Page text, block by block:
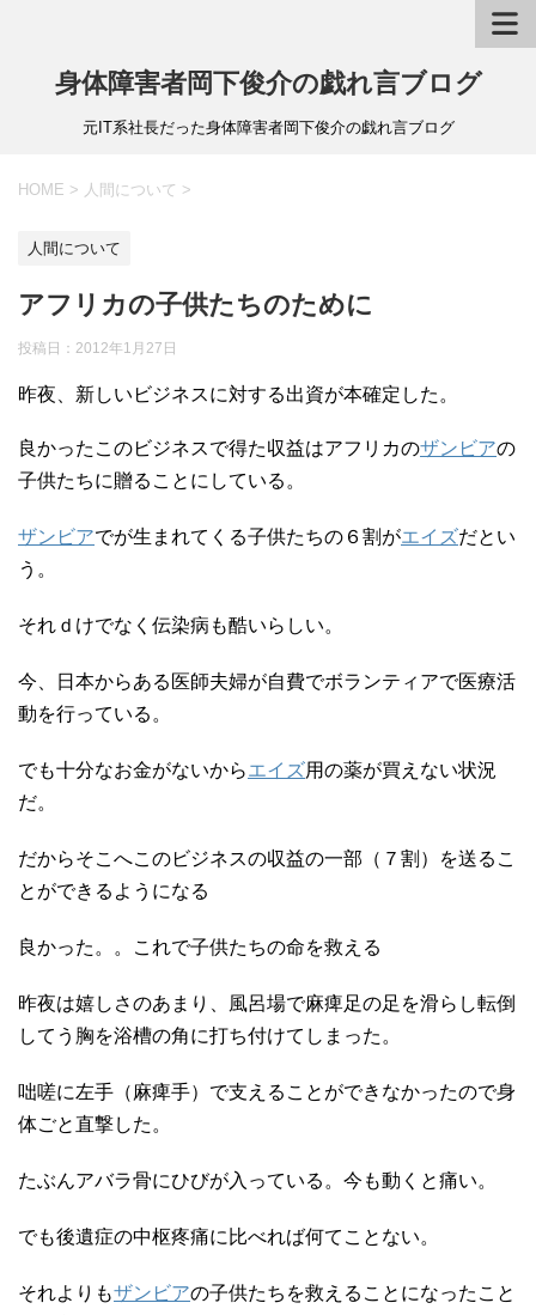
身体障害者岡下俊介の戯れ言ブログ
元IT系社長だった身体障害者岡下俊介の戯れ言ブログ
HOME > 人間について >
人間について
アフリカの子供たちのために
投稿日： 2012年1月27日
昨夜、新しいビジネスに対する出資が本確定した。
良かったこのビジネスで得た収益はアフリカのザンビアの
子供たちに贈ることにしている。
ザンビアでが生まれてくる子供たちの６割がエイズだとい
う。
それｄけでなく伝染病も酷いらしい。
今、日本からある医師夫婦が自費でボランティアで医療活
動を行っている。
でも十分なお金がないからエイズ用の薬が買えない状況
だ。
だからそこへこのビジネスの収益の一部（７割）を送るこ
とができるようになる
良かった。。これで子供たちの命を救える
昨夜は嬉しさのあまり、風呂場で麻痺足の足を滑らし転倒
してう胸を浴槽の角に打ち付けてしまった。
咄嗟に左手（麻痺手）で支えることができなかったので身
体ごと直撃した。
たぶんアバラ骨にひびが入っている。今も動くと痛い。
でも後遺症の中枢疼痛に比べれば何てことない。
それよりもザンビアの子供たちを救えることになったこと